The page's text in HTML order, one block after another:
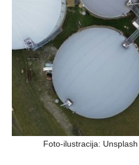
Foto-ilustracija: